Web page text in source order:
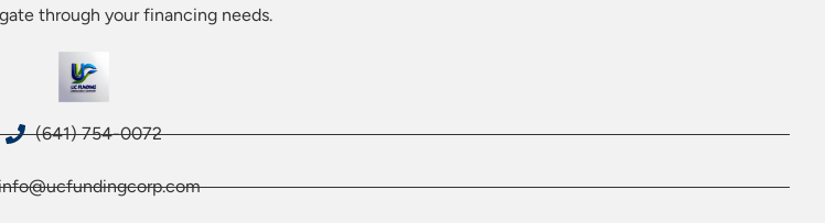
through your financing needs.
(641) 754-0072